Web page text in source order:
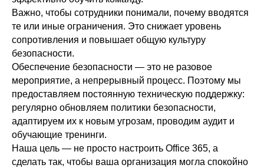
Важно, чтобы сотрудники понимали, почему вводятся
те или иные ограничения. Это снижает уровень
сопротивления и повышает общую культуру
безопасности.
Обеспечение безопасности — это не разовое
мероприятие, а непрерывный процесс. Поэтому мы
предоставляем постоянную техническую поддержку:
регулярно обновляем политики безопасности,
адаптируем их к новым угрозам, проводим аудит и
обучающие тренинги.
Наша цель — не просто настроить Office 365, а
сделать так, чтобы ваша организация могла спокойно
© 2026 ТОО «Зеробит»
Политика обработки персональных
данных